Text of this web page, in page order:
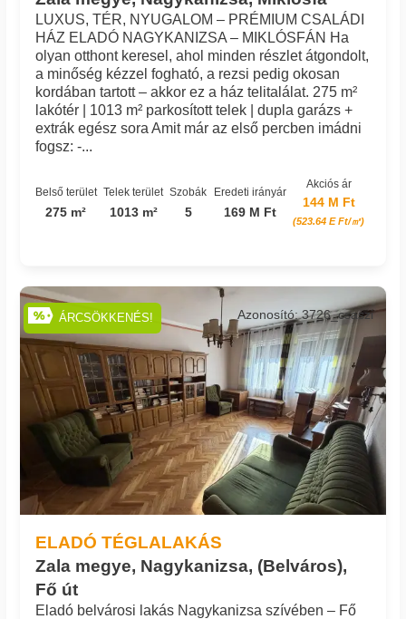
LUXUS, TÉR, NYUGALOM – PRÉMIUM CSALÁDI
HÁZ ELADÓ NAGYKANIZSA – MIKLÓSFÁN Ha
olyan otthont keresel, ahol minden részlet átgondolt,
a minőség kézzel fogható, a rezsi pedig okosan
kordában tartott – akkor ez a ház telitalálat. 275 m²
lakótér | 1013 m² parkosított telek | dupla garázs +
extrák egész sora Amit már az első percben imádni
fogsz: -...
Belső terület
275 m²
Telek terület
1013 m²
Szobák
5
Eredeti irányár
169 M Ft
Akciós ár
144 M Ft
(523.64 E Ft/㎡)
ELADÓ TÉGLALAKÁS
Zala megye, Nagykanizsa, (Belváros),
Fő út
Azonosító: 3726_csaszi
Eladó belvárosi lakás Nagykanizsa szívében – Fő
ÁRCSÖKKENÉS!